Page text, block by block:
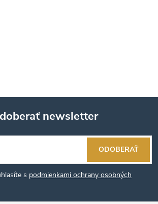
newsletter
s podmienkami ochrany osobných
ODOBERAŤ